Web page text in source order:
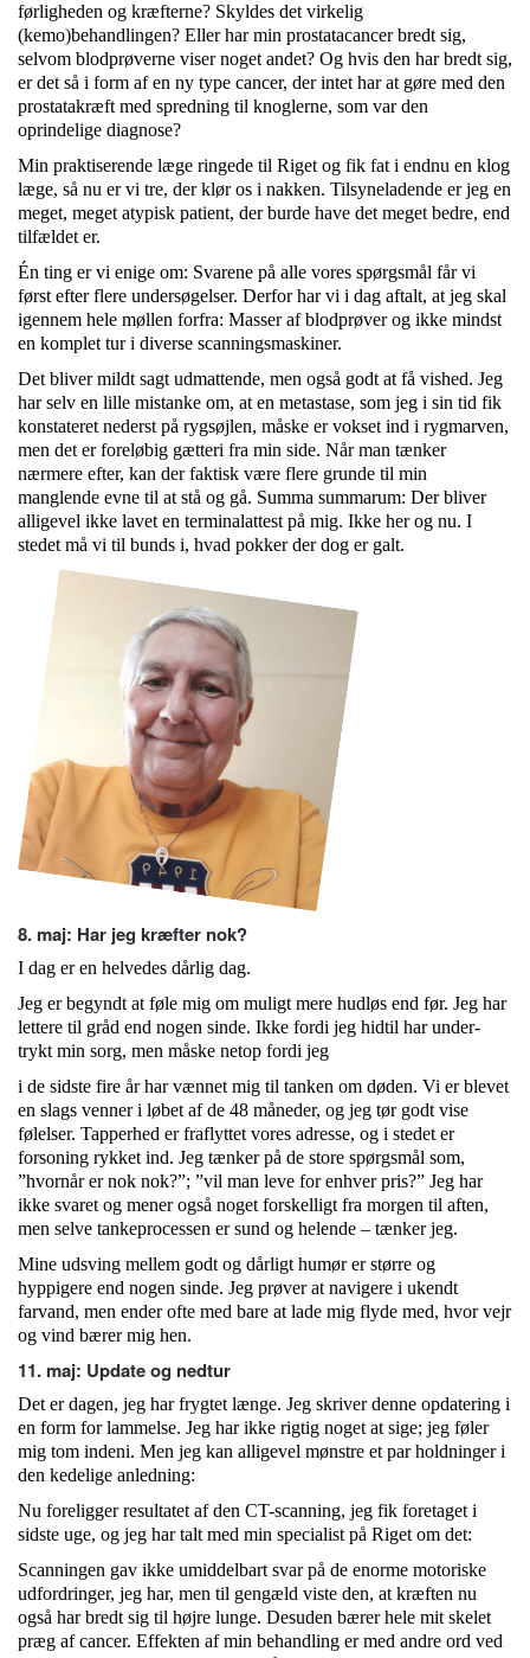
førligheden og kræfterne? Skyldes det virkelig
(kemo)behandlingen? Eller har min prostatacancer bredt sig,
selvom blodprøverne viser noget andet? Og hvis den har bredt sig,
er det så i form af en ny type cancer, der intet har at gøre med den
prostatakræft med spredning til knoglerne, som var den
oprindelige diagnose?
Min praktiserende læge ringede til Riget og fik fat i endnu en klog
læge, så nu er vi tre, der klør os i nakken. Tilsyneladende er jeg en
meget, meget atypisk patient, der burde have det meget bedre, end
tilfældet er.
Én ting er vi enige om: Svarene på alle vores spørgsmål får vi
først efter flere undersøgelser. Derfor har vi i dag aftalt, at jeg skal
igennem hele møllen forfra: Masser af blodprøver og ikke mindst
en komplet tur i diverse scanningsmaskiner.
Det bliver mildt sagt udmattende, men også godt at få vished. Jeg
har selv en lille mistanke om, at en metastase, som jeg i sin tid fik
konstateret nederst på rygsøjlen, måske er vokset ind i rygmarven,
men det er foreløbig gætteri fra min side. Når man tænker
nærmere efter, kan der faktisk være flere grunde til min
manglende evne til at stå og gå. Summa summarum: Der bliver
alligevel ikke lavet en terminalattest på mig. Ikke her og nu. I
stedet må vi til bunds i, hvad pokker der dog er galt.
8. maj: Har jeg kræfter nok?
I dag er en helvedes dårlig dag.
Jeg er begyndt at føle mig om muligt mere hudløs end før. Jeg har
lettere til gråd end nogen sinde. Ikke fordi jeg hidtil har under-
trykt min sorg, men måske netop fordi jeg
i de sidste fire år har vænnet mig til tanken om døden. Vi er blevet
en slags venner i løbet af de 48 måneder, og jeg tør godt vise
følelser. Tapperhed er fraflyttet vores adresse, og i stedet er
forsoning rykket ind. Jeg tænker på de store spørgsmål som,
”hvornår er nok nok?”; ”vil man leve for enhver pris?” Jeg har
ikke svaret og mener også noget forskelligt fra morgen til aften,
men selve tankeprocessen er sund og helende – tænker jeg.
Mine udsving mellem godt og dårligt humør er større og
hyppigere end nogen sinde. Jeg prøver at navigere i ukendt
farvand, men ender ofte med bare at lade mig flyde med, hvor vejr
og vind bærer mig hen.
11. maj: Update og nedtur
Det er dagen, jeg har frygtet længe. Jeg skriver denne opdatering i
en form for lammelse. Jeg har ikke rigtig noget at sige; jeg føler
mig tom indeni. Men jeg kan alligevel mønstre et par holdninger i
den kedelige anledning:
Nu foreligger resultatet af den CT-scanning, jeg fik foretaget i
sidste uge, og jeg har talt med min specialist på Riget om det:
Scanningen gav ikke umiddelbart svar på de enorme motoriske
udfordringer, jeg har, men til gengæld viste den, at kræften nu
også har bredt sig til højre lunge. Desuden bærer hele mit skelet
præg af cancer. Effekten af min behandling er med andre ord ved